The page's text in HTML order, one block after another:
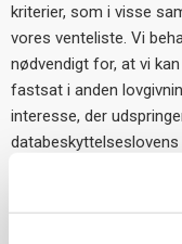
kriterier, som i visse
vores venteliste. Vi
nødvendigt for, at vi
fastsat i anden
interesse, der
databeskyttelseslovens
BO-VEST beder også